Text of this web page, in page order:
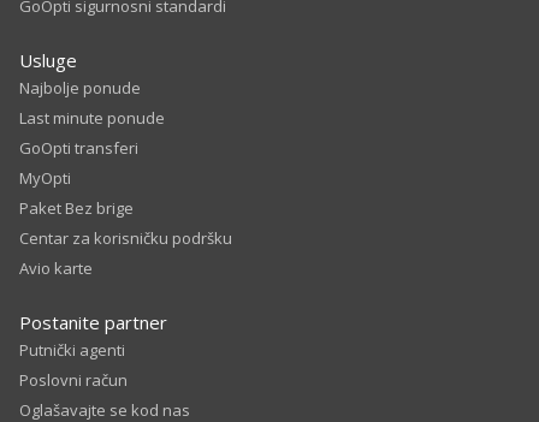
GoOpti sigurnosni standardi
Usluge
Najbolje ponude
Last minute ponude
GoOpti transferi
MyOpti
Paket Bez brige
Centar za korisničku podršku
Avio karte
Postanite partner
Putnički agenti
Poslovni račun
Oglašavajte se kod nas